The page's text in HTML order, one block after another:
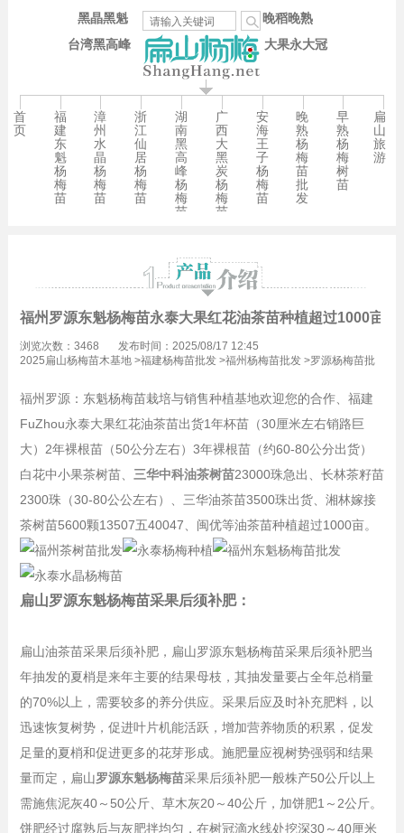
台湾黑高峰
晚稻晚熟
大果永大冠
黑晶黑魁
首
页
福
建
东
魁
杨
梅
苗
漳
州
水
晶
杨
梅
苗
浙
江
仙
居
杨
梅
苗
湖
南
黑
高
峰
杨
梅
苗
广
西
大
黑
炭
杨
梅
苗
安
海
王
子
杨
梅
苗
晚
熟
杨
梅
苗
批
发
早
熟
杨
梅
树
苗
扁
山
旅
游
福州罗源东魁杨梅苗永泰大果红花油茶苗种植超过1000亩
浏览次数：3468
发布时间：2025/08/17 12:45
2025扁山杨梅苗木基地>福建杨梅苗批发>福州杨梅苗批发>罗源杨梅苗批
福州罗源：东魁杨梅苗栽培与销售种植基地欢迎您的合作、福建
FuZhou永泰大果红花油茶苗出货1年杯苗（30厘米左右销路巨
大）2年裸根苗（50公分左右）3年裸根苗（约60-80公分出货）
白花中小果茶树苗、 三华中科油茶树苗23000珠急出、长林茶籽苗
2300珠（30-80公公左右）、三华油茶苗3500珠出货、湘林嫁接
茶树苗5600颗13507五40047、闽优等油茶苗种植超过1000亩。
扁山罗源东魁杨梅苗采果后须补肥：
扁山油茶苗采果后须补肥，扁山罗源东魁杨梅苗采果后须补肥当
年抽发的夏梢是来年主要的结果母枝，其抽发量要占全年总梢量
的70%以上，需要较多的养分供应。采果后应及时补充肥料，以
迅速恢复树势，促进叶片机能活跃，增加营养物质的积累，促发
足量的夏梢和促进更多的花芽形成。施肥量应视树势强弱和结果
量而定，扁山罗源东魁杨梅苗采果后须补肥一般株产50公斤以上
需施焦泥灰40～50公斤、草木灰20～40公斤，加饼肥1～2公斤。
饼肥经过腐熟后与灰肥拌均匀，在树冠滴水线处挖深30～40厘米